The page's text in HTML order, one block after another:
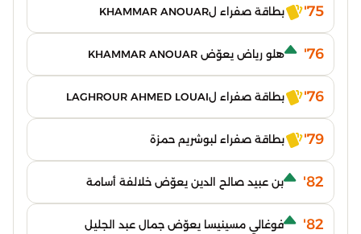
75' بطاقة صفراء لKHAMMAR ANOUAR
76' هلو رياض يعوّض KHAMMAR ANOUAR
76' بطاقة صفراء لLAGHROUR AHMED LOUAI
79' بطاقة صفراء لبوشريم حمزة
82' بن عبيد صالح الدين يعوّض خلالفة أسامة
82' فوغالي مسينيسا يعوّض جمال عبد الجليل